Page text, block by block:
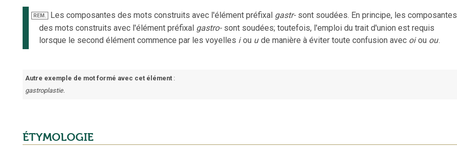
REM. Les composantes des mots construits avec l'élément préfixal gastr- sont soudées. En principe, les composantes
des mots construits avec l'élément préfixal gastro- sont soudées; toutefois, l'emploi du trait d'union est requis
lorsque le second élément commence par les voyelles i ou u de manière à éviter toute confusion avec oi ou ou.
Autre exemple de mot formé avec cet élément :
gastroplastie.
ÉTYMOLOGIE